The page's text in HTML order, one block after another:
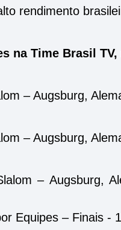
rendimento
na Time Brasil
– Augsburg,
– Augsburg,
– Augsburg,
Equipes – Finais -